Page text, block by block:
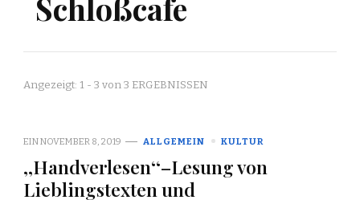
Angezeigt: 1 - 3 von 3 ERGEBNISSEN
EINNOVEMBER 8, 2019 ALLGEMEIN KULTUR
,,Handverlesen‘‘–Lesung von
Lieblingstexten und